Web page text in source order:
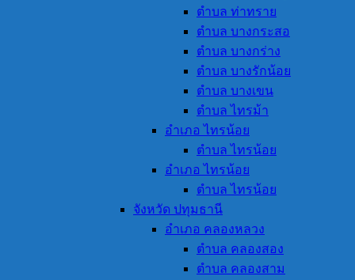
ตำบล ท่าทราย
ตำบล บางกระสอ
ตำบล บางกร่าง
ตำบล บางรักน้อย
ตำบล บางเขน
ตำบล ไทรม้า
อำเภอ ไทรน้อย
ตำบล ไทรน้อย
อำเภอ ไทรน้อย
ตำบล ไทรน้อย
จังหวัด ปทุมธานี
อำเภอ คลองหลวง
ตำบล คลองสอง
ตำบล คลองสาม